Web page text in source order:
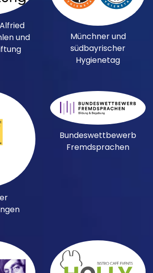
und
Münchner und
südbayrischer
Hygienetag
Bundeswettbewerb
Fremdsprachen